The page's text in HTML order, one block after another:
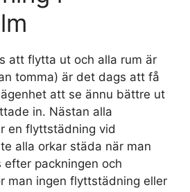
att flytta ut och alla rum är
tomma) är det dags att få
att se ännu bättre ut
in. Nästan alla
en flyttstädning vid
alla orkar städa när man
efter packningen och
man ingen flyttstädning eller